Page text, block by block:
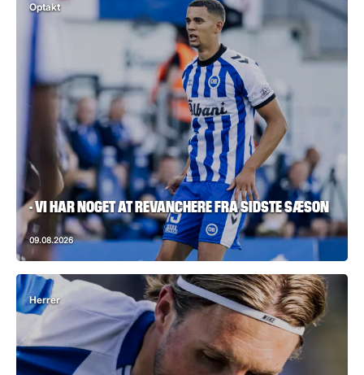
Optakt
- VI HAR NOGET AT REVANCHERE FRA SIDSTE SÆSON
09.08.2026
Herrer